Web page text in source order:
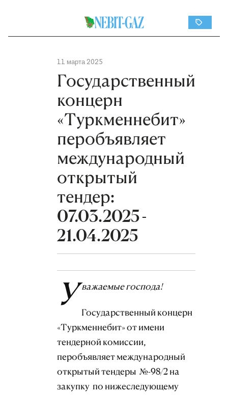
11 марта 2025
Государственный
концерн
«Туркменнебит»
перобъявляет
международный
открытый
тендер:
07.03.2025 -
21.04.2025
У важаемые господа!
Государственный концерн
«Туркменнебит» от имени
тендерной комиссии,
перобъявляет международный
открытый тендеры №-98/2 на
закупку по нижеследующему